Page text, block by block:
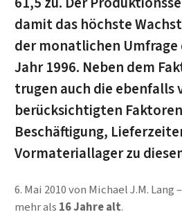
damit das höchste
der monatlichen Umfrage
Jahr 1996. Neben dem
trugen auch die ebenfalls
berücksichtigten
Beschäftigung,
Vormateriallager zu
6. Mai 2010von Michael J.M. Lang
mehr als 16 Jahre alt.